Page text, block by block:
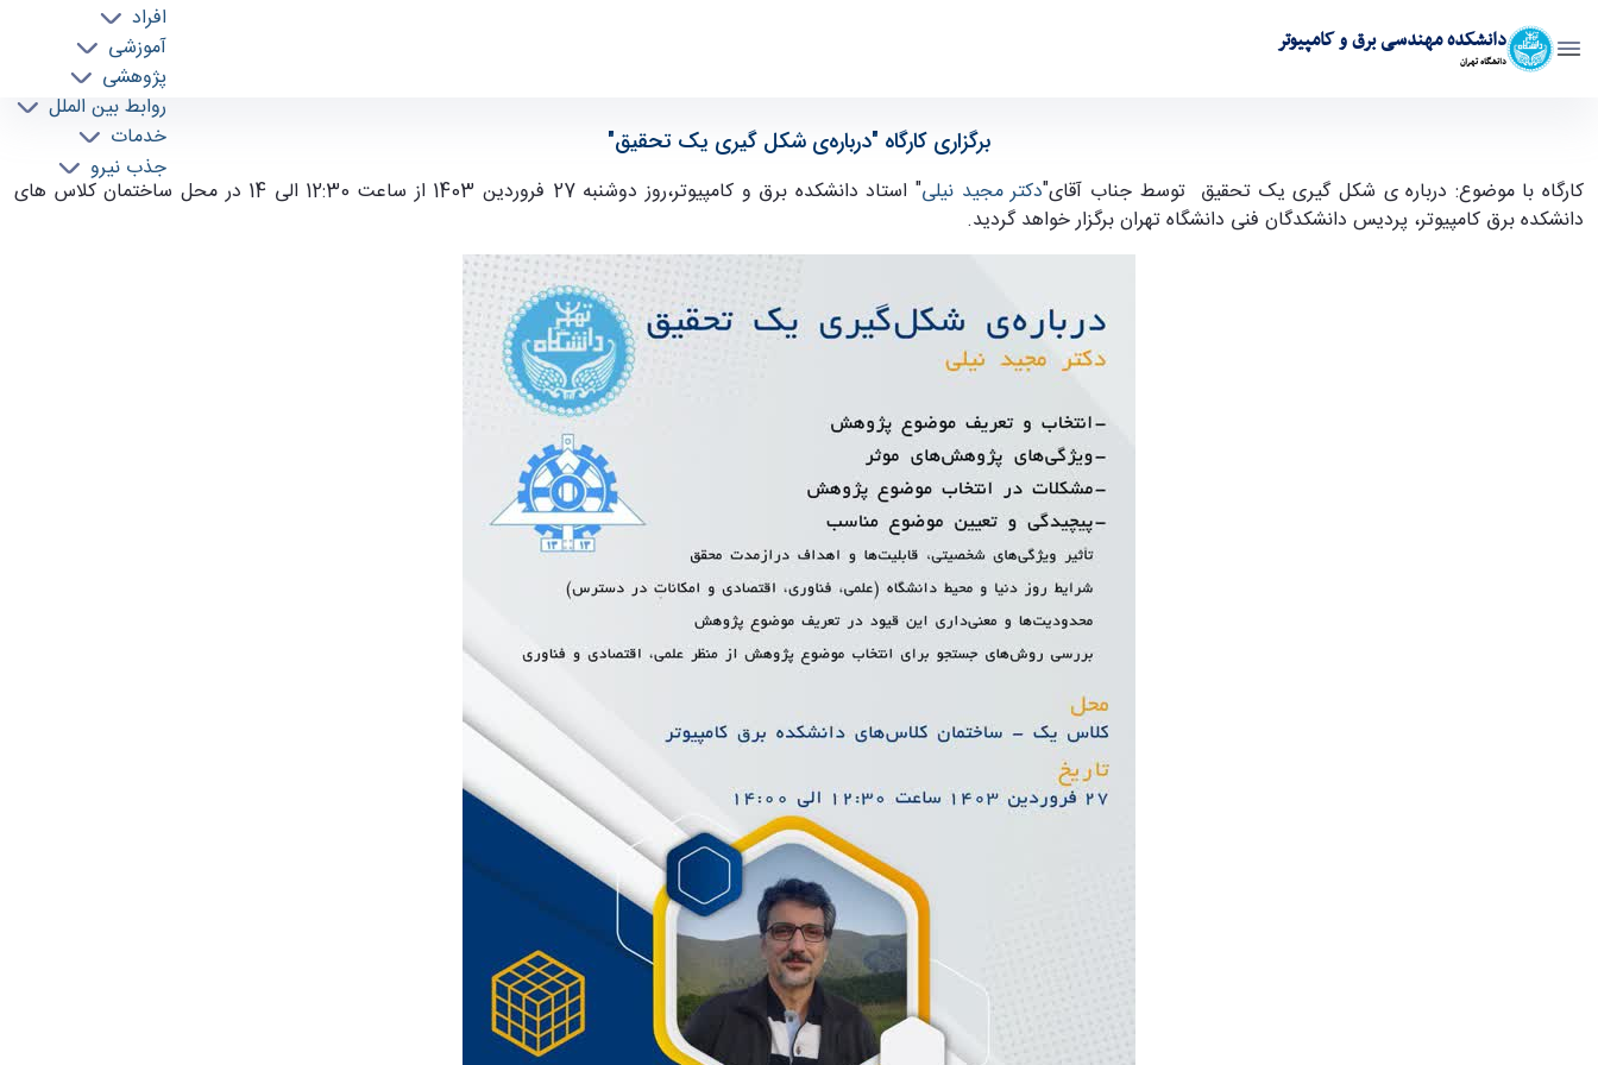
دانشکده مهندسی برق و کامپیوتر
دانشگاه تهران
افراد
آموزشی
پژوهشی
روابط بین الملل
خدمات
جذب نیرو
برگزاری کارگاه "درباره‌ی شکل گیری یک تحقیق"
کارگاه با موضوع: درباره ی شکل گیری یک تحقیق توسط جناب آقای"دکتر مجید نیلی
" استاد دانشکده برق و کامپیوتر،روز دوشنبه 27 فروردین 1403 از ساعت 12:30 الی 14 در محل ساختمان کلاس های
دانشکده برق کامپیوتر، پردیس دانشکدگان فنی دانشگاه تهران برگزار خواهد گردید.